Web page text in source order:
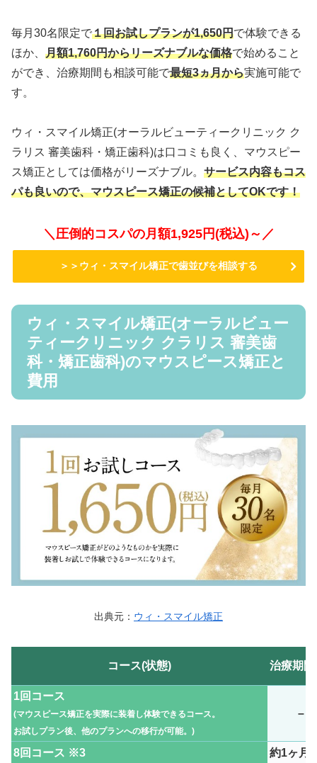
毎月30名限定で１回お試しプランが1,650円で体験できる
ほか、 月額1,760円からリーズナブルな価格で始めること
ができ、治療期間も相談可能で最短3ヵ月から実施可能で
す。
ウィ・スマイル矯正(オーラルビューティークリニック ク
ラリス 審美歯科・矯正歯科)は口コミも良く、マウスピー
ス矯正としては価格がリーズナブル。 サービス内容もコス
パも良いので、マウスピース矯正の候補としてOKです！
＼圧倒的コスパの月額1,925円(税込)～／
＞＞ウィ・スマイル矯正で歯並びを相談する
ウィ・スマイル矯正(オーラルビュー
ティークリニック クラリス 審美歯
科・矯正歯科)のマウスピース矯正と
費用
出典元： ウィ・スマイル矯正
コース(状態) 治療期
1回コース
(マウスピース矯正を実際に装着し体験できるコース。
お試しプラン後、他のプランへの移行が可能。 )
–
8回コース ※3
約1ヶ月